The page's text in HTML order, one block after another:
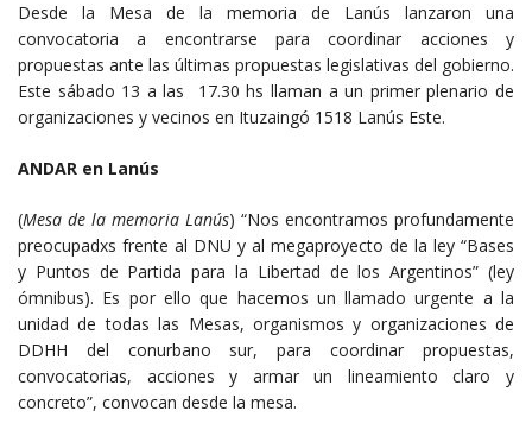
Desde la Mesa de la memoria de Lanús lanzaron una
convocatoria a encontrarse para coordinar acciones y
propuestas ante las últimas propuestas legislativas del gobierno.
Este sábado 13 a las 17.30 hs llaman a un primer plenario de
organizaciones y vecinos en Ituzaingó 1518 Lanús Este.
ANDAR en Lanús
(Mesa de la memoria Lanús) “Nos encontramos profundamente
preocupadxs frente al DNU y al megaproyecto de la ley “Bases
y Puntos de Partida para la Libertad de los Argentinos” (ley
ómnibus). Es por ello que hacemos un llamado urgente a la
unidad de todas las Mesas, organismos y organizaciones de
DDHH del conurbano sur, para coordinar propuestas,
convocatorias, acciones y armar un lineamiento claro y
concreto”, convocan desde la mesa.